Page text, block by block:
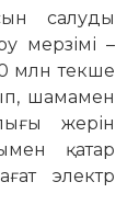
салуды
мерзімі –
млн текше
шамамен
жерін
қатар
электр